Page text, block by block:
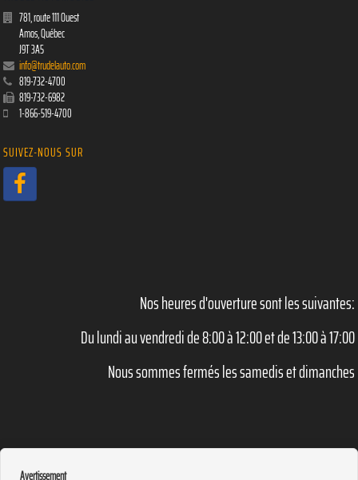
781, route 111 Ouest
Amos,Québec
J9T 3A5
info@trudelauto.com
819-732-4700
819-732-6982
1-866-519-4700
SUIVEZ-NOUS SUR
Nos heures d'ouverture sont les suivantes:
Du lundi au vendredi de 8:00 à 12:00 et de 13:00 à 17:00
Nous sommes fermés les samedis et dimanches
Avertissement